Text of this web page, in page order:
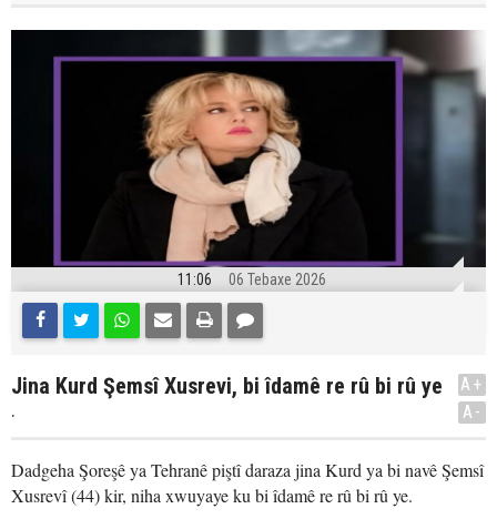
11:06 06 Tebaxe 2026
Jina Kurd Şemsî Xusrevi, bi îdamê re rû bi rû ye
.
A+
A-
Dadgeha Şoreşê ya Tehranê piştî daraza jina Kurd ya bi navê Şemsî
Xusrevî (44) kir, niha xwuyaye ku bi îdamê re rû bi rû ye.